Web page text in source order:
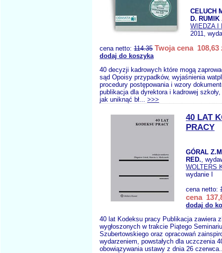
CELUCH
D. RUMIK
WIEDZA I
2011,
cena netto: 114.35 Twoja cena 108,63
dodaj do koszyka
40 decyzji kadrowych które mogą
sąd Opoisy przypadków, wyjaśnienia
procedury postępowania i wzory
publikacja dla dyrektora i kadrowej
jak uniknąć bł... >>>
40 LAT
PRACY
GÓRAL
RED.,
WOLTERS
wydanie I
cena netto:
cena
dodaj do
40 lat Kodeksu pracy Publikacja zawiera
wygłoszonych w trakcie Piątego
Szubertowskiego oraz opracowań
wydarzeniem, powstałych dla uczczenia
obowiązywania ustawy z dnia 26